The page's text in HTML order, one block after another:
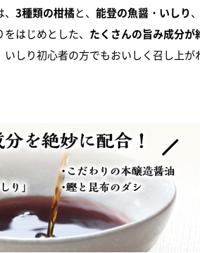
3種類の柑橘と、 能登の魚醤・いしり、
はじめとした、 たくさんの旨み成分が
しり初心者の方でもおいしく召し上が